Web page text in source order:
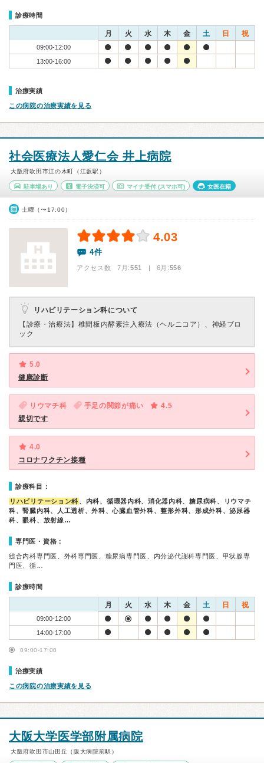
診療時間
月 火 水 木 金 土 日 祝
09:00-12:00
13:00-16:00
治療実績
この病院の治療実績を見る
社会医療法人愛仁会 井上病院
大阪府吹田市江の木町（江坂駅）
駐車場あり 電子決済可 マイナ受付 (スマホ可) 女医在籍
土曜（〜17:00）
4.03
4件
アクセス数 7月:551 | 6月:556
リハビリテーション科について
【診療・治療法】 椎間板内酵素注入療法（ヘルニコア）、神経ブロ
ック
5.0
健康診断
リウマチ科 手足の関節が痛い
4.5
親切です
4.0
コロナワクチン接種
診療科目：
リハビリテーション科 、内科、循環器内科、消化器内科、糖尿病科、リウマチ
科、腎臓内科、人工透析、外科、心臓血管外科、整形外科、形成外科、泌尿器
科、眼科、放射線…
専門医・資格：
総合内科専門医、外科専門医、糖尿病専門医、内分泌代謝科専門医、甲状腺専
門医、循…
診療時間
月 火 水 木 金 土 日 祝
09:00-12:00
14:00-17:00
09:00-17:00
治療実績
この病院の治療実績を見る
大阪大学医学部附属病院
大阪府吹田市山田丘（阪大病院前駅）